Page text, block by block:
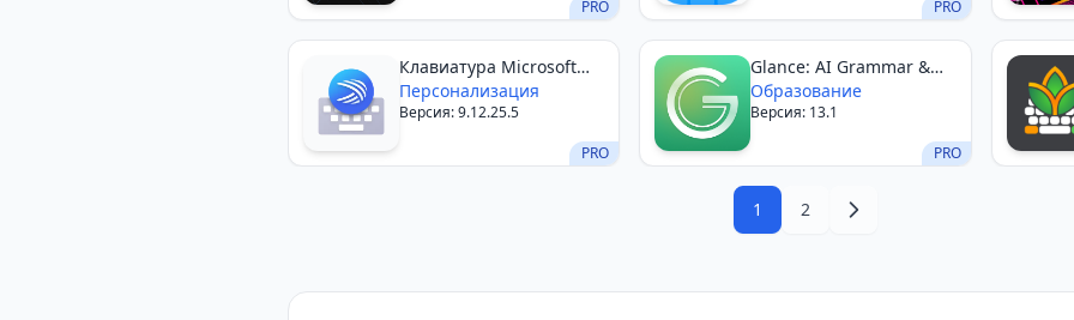
PRO
PRO
PRO
Клавиатура Microsoft
SwiftKey
Персонализация
Версия: 9.12.25.5
PRO
Glance: AI Grammar &
VoiceType
Образование
Версия: 13.1
1 2